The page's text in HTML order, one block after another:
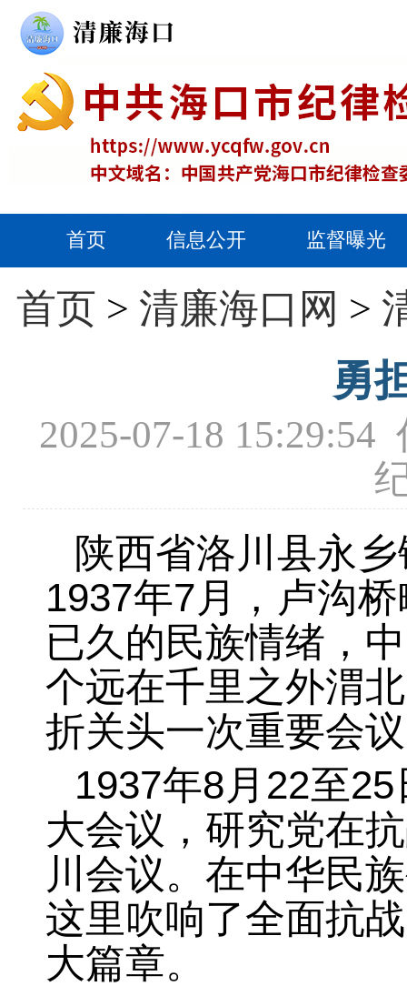
首页 信息公开 监督曝光
首页 > 清廉海口网 >
勇
2025-07-18
陕西省洛川县永
1937年7月，卢沟
已久的民族情绪，
个远在千里之外渭
折关头一次重要会
1937年8月22至
大会议，研究党在
川会议。在中华民
这里吹响了全面抗
大篇章。